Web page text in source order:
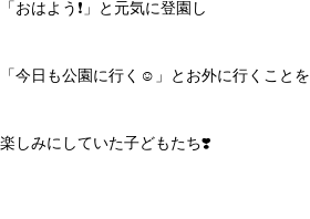
「おはよう❗️」と元気に登園し
「今日も公園に行く☺️」とお外に行くことを
楽しみにしていた子どもたち❣️